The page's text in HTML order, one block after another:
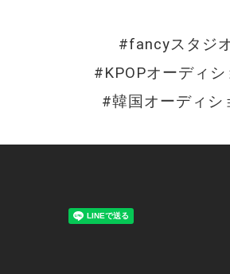
#fancyスタジ
#KPOPオーディシ
#韓国オーディシ